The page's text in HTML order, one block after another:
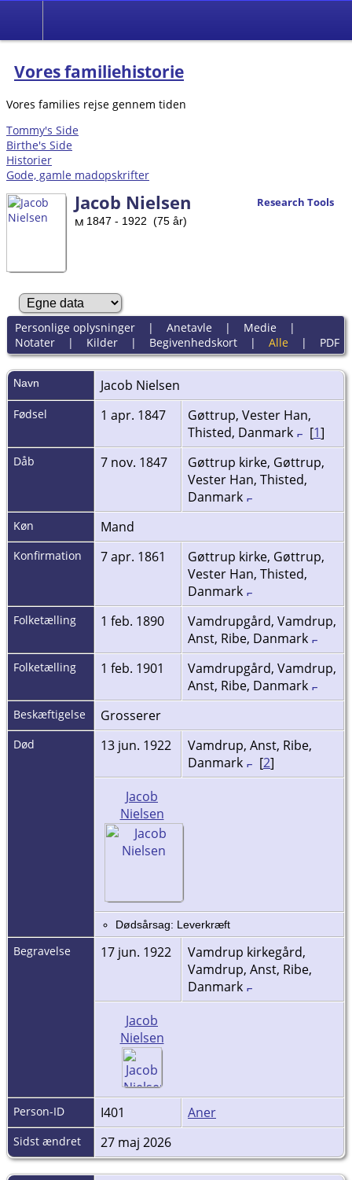
Vores familiehistorie
Vores families rejse gennem tiden
Tommy's Side
Birthe's Side
Historier
Gode, gamle madopskrifter
Research Tools
Jacob Nielsen
1847 - 1922 (75 år)
Personlige oplysninger| Anetavle | Medie |
Notater| Kilder| Begivenhedskort| Alle | PDF
Navn Jacob Nielsen
Fødsel 1 apr. 1847
Gøttrup, Vester Han,
Thisted, Danmark
[1]
Dåb 7 nov. 1847
Gøttrup kirke, Gøttrup,
Vester Han, Thisted,
Danmark
Køn Mand
Konfirmation 7 apr. 1861
Gøttrup kirke, Gøttrup,
Vester Han, Thisted,
Danmark
Folketælling 1 feb. 1890
Vamdrupgård, Vamdrup,
Anst, Ribe, Danmark
Folketælling 1 feb. 1901
Vamdrupgård, Vamdrup,
Anst, Ribe, Danmark
Beskæftigelse Grosserer
Død 13 jun. 1922
Vamdrup, Anst, Ribe,
Danmark
[2]
Jacob
Nielsen
Dødsårsag: Leverkræft
Begravelse 17 jun. 1922
Vamdrup kirkegård,
Vamdrup, Anst, Ribe,
Danmark
Jacob
Nielsen
Person-ID I401 Aner
Sidst ændret 27 maj 2026